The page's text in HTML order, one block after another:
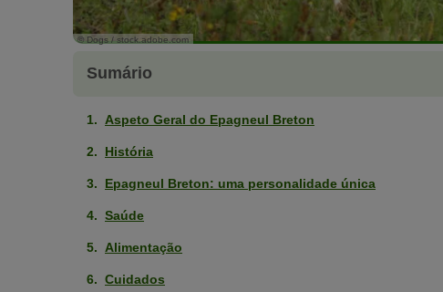
© Dogs / stock.adobe.com
Sumário
Aspeto Geral do Epagneul Breton
História
Epagneul Breton: uma personalidade única
Saúde
Alimentação
Cuidados